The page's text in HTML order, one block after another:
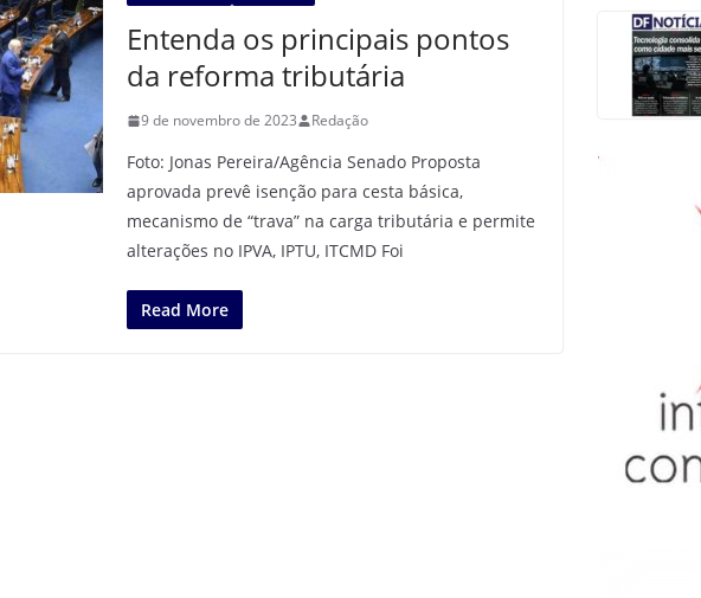
Entenda os principais pontos
da reforma tributária
9 de novembro de 2023 Redação
Foto: Jonas Pereira/Agência Senado Proposta
aprovada prevê isenção para cesta básica,
mecanismo de “trava” na carga tributária e permite
alterações no IPVA, IPTU, ITCMD Foi
Read More